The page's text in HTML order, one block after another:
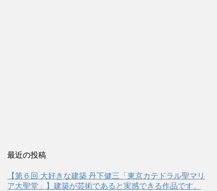
最近の投稿
【第６回 大好きな建築 丹下健三「東京カテドラル聖マリ
ア大聖堂」】建築が芸術であると実感できる作品です。